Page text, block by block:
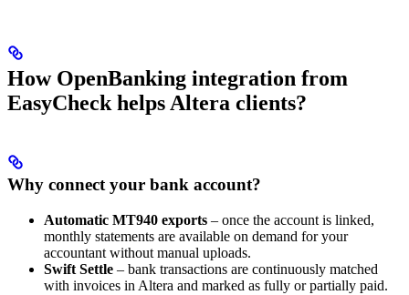
How OpenBanking integration from
EasyCheck helps Altera clients?
Why connect your bank account?
Automatic MT940 exports – once the account is linked,
monthly statements are available on demand for your
accountant without manual uploads.
Swift Settle – bank transactions are continuously matched
with invoices in Altera and marked as fully or partially paid.